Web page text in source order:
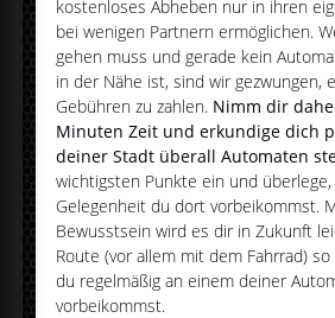
kostenloses Abheben nur in ihren
bei wenigen Partnern ermöglichen.
gehen muss und gerade kein
in der Nähe ist, sind wir gezwungen,
Gebühren zu zahlen. Nimm dir
Minuten Zeit und erkundige dich
deiner Stadt überall Automaten
wichtigsten Punkte ein und
Gelegenheit du dort vorbeikommst.
Bewusstsein wird es dir in Zukunft
Route (vor allem mit dem Fahrrad)
du regelmäßig an einem deiner
vorbeikommst.